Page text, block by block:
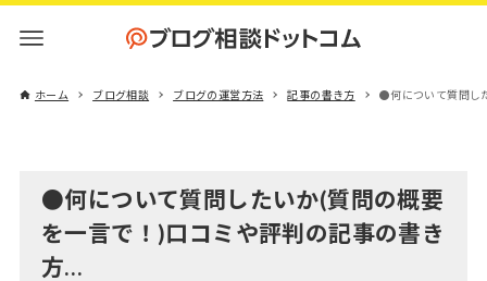
ホーム ブログ相談 ブログの運営方法 記事の書き方 ●何について質問し
●何について質問したいか(質問の概要
を一言で！)口コミや評判の記事の書き
方…